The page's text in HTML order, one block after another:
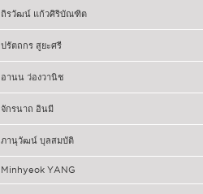
ถิรวัฒน์ แก้วศิริบัณฑิต
ปรัตถกร สูยะศรี
อานน ว่องวานิช
จักรนาถ อินมี
ภานุวัฒน์ บุลสมบัติ
Minhyeok YANG